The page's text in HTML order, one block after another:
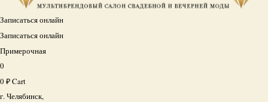
Записаться онлайн
Записаться онлайн
Примерочная
0
0 ₽Cart
г. Челябинск,